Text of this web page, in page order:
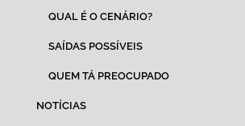
QUAL É O CENÁRIO?
SAÍDAS POSSÍVEIS
QUEM TÁ PREOCUPADO
NOTÍCIAS